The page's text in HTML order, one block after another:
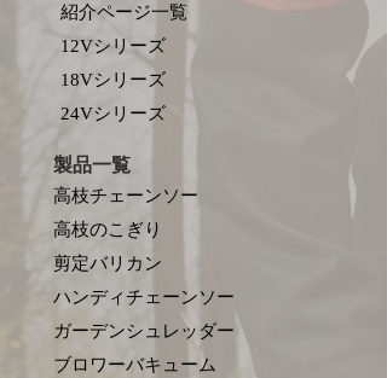
紹介ページ一覧
12Vシリーズ
18Vシリーズ
​24Vシリーズ
製品一覧
高枝チェーンソー
高枝のこぎり
剪定バリカン
ハンディチェーンソー
ガーデンシュレッダー
ブロワーバキューム